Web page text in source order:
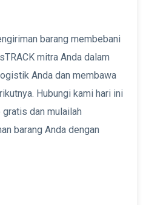
barang membebani
mitra Anda dalam
Anda dan membawa
Hubungi kami hari ini
dan mulailah
barang Anda dengan